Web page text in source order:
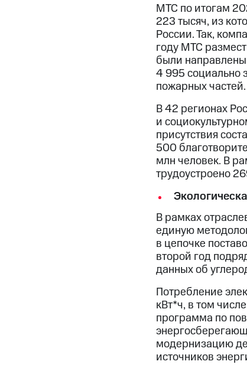
МТС по итогам
223 тысяч, из
России. Так,
году МТС
были
4 995 социально
пожарных частей.
В 42 регионах
и
присутствия
500
млн человек. В
трудоустроено
В рамках
единую
в цепочке
второй год
данных об
Потребление
кВт*ч, в том
программа по
модернизацию
источников